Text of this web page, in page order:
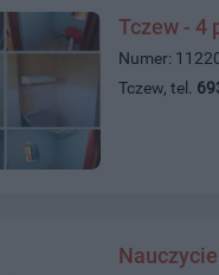
Tczew - 4
Numer:
Tczew, tel.